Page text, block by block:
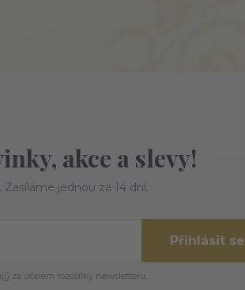
akce a slevy!
jednou za 14 dní.
Přihlásit se
za účelem rozesílky newsletteru.